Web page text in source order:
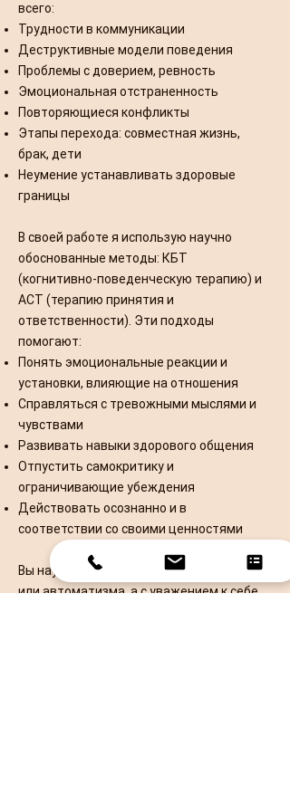
всего:
Трудности в коммуникации
Деструктивные модели поведения
Проблемы с доверием, ревность
Эмоциональная отстраненность
Повторяющиеся конфликты
Этапы перехода: совместная жизнь,
брак, дети
Неумение устанавливать здоровые
границы
В своей работе я использую научно
обоснованные методы: КБТ
(когнитивно-поведенческую терапию) и
ACT (терапию принятия и
ответственности). Эти подходы
помогают:
Понять эмоциональные реакции и
установки, влияющие на отношения
Справляться с тревожными мыслями и
чувствами
Развивать навыки здорового общения
Отпустить самокритику и
ограничивающие убеждения
Действовать осознанно и в
соответствии со своими ценностями
Вы научитесь реагировать не из страха
или автоматизма, а с уважением к себе